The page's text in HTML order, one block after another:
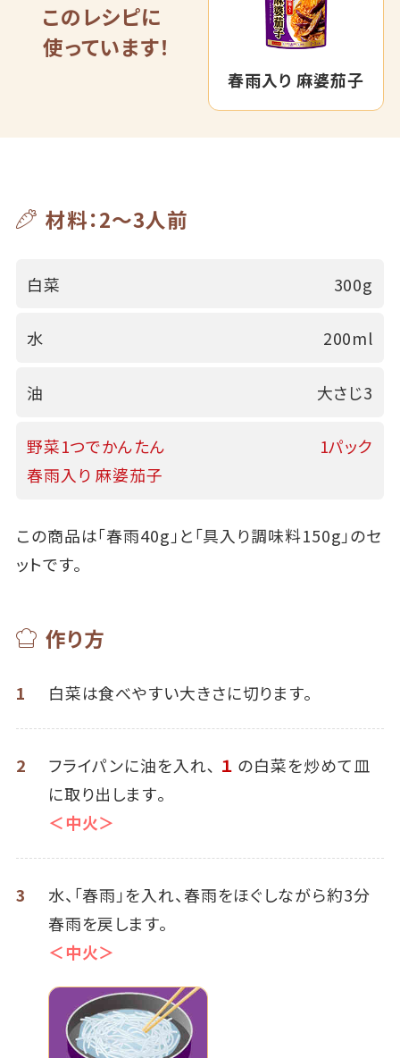
このレシピに
使っています！
春雨入り 麻婆茄子
材料：2～3人前
白菜 300g
水 200ml
油 大さじ3
野菜1つでかんたん
春雨入り 麻婆茄子
1パック
この商品は「春雨40g」と「具入り調味料150g」のセ
ットです。
作り方
1 白菜は食べやすい大きさに切ります。
2 フライパンに油を入れ､ １ の白菜を炒めて皿
に取り出します｡
＜中火＞
3
水、「春雨」を入れ、春雨をほぐしながら約3分
春雨を戻します。
＜中火＞